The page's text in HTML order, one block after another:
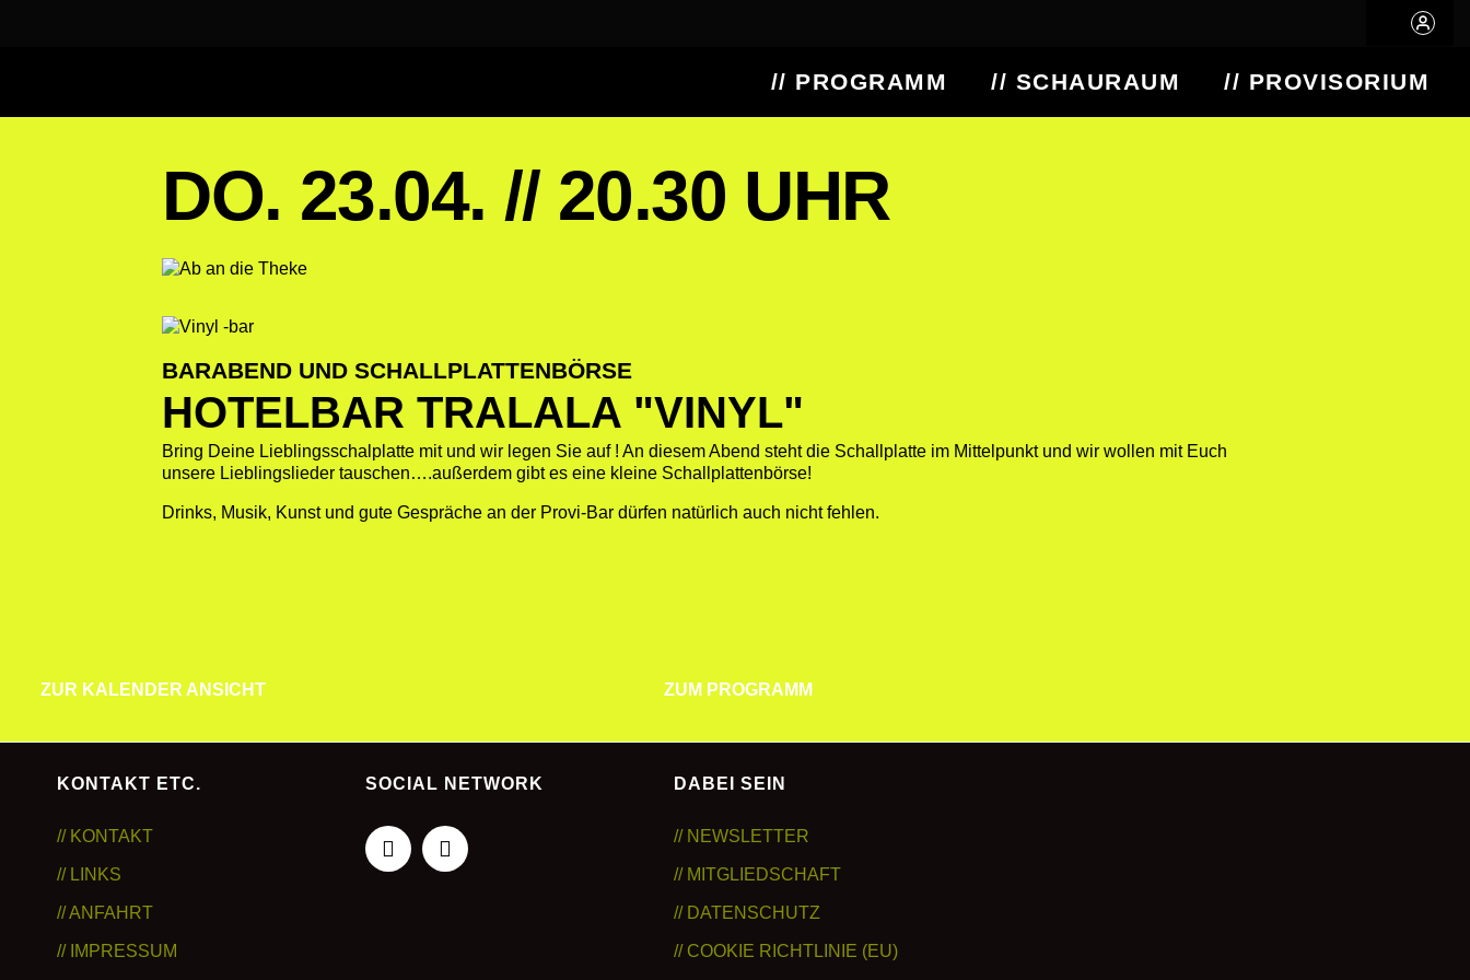
// PROGRAMM // SCHAURAUM // PROVISORIUM
DO. 23.04. // 20.30 UHR
BARABEND UND SCHALLPLATTENBÖRSE
HOTELBAR TRALALA "VINYL"
Bring Deine Lieblingsschalplatte mit und wir legen Sie auf ! An diesem Abend steht die Schallplatte im Mittelpunkt und wir wollen mit Euch
unsere Lieblingslieder tauschen….außerdem gibt es eine kleine Schallplattenbörse!
Drinks, Musik, Kunst und gute Gespräche an der Provi-Bar dürfen natürlich auch nicht fehlen.
ZUR KALENDER ANSICHT
ZUM PROGRAMM
KONTAKT ETC.
// KONTAKT
// LINKS
// ANFAHRT
// IMPRESSUM
SOCIAL NETWORK DABEI SEIN
// NEWSLETTER
// MITGLIEDSCHAFT
// DATENSCHUTZ
// COOKIE RICHTLINIE (EU)